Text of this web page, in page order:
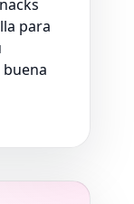
para